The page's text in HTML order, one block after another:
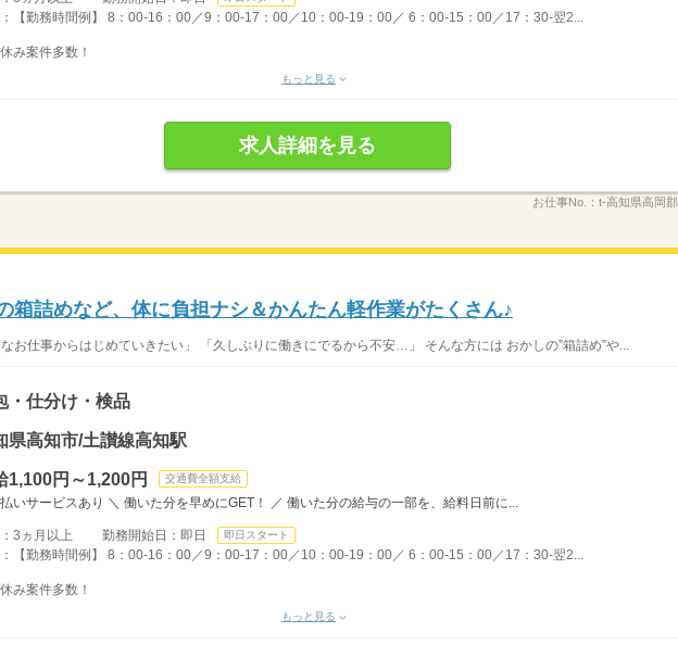
【勤務時間例】 8：00-16：00／9：00-17：00／10：00-19：00／ 6：00-15：00／17：30-翌2...
み案件多数！
もっと見る
求人詳細を見る
お仕事No.： t-高知県高岡
箱詰めなど、体に負担ナシ＆かんたん軽作業がたくさん♪
なお仕事からはじめていきたい」 「久しぶりに働きにでるから不安…」 そんな方には おかしの”箱詰め”や...
・仕分け・検品
県高知市/土讃線高知駅
1,100円～1,200円 交通費全額支給
いサービスあり ＼ 働いた分を早めにGET！ ／ 働いた分の給与の一部を、給料日前に...
：3ヵ月以上 勤務開始日：即日 即日スタート
【勤務時間例】 8：00-16：00／9：00-17：00／10：00-19：00／ 6：00-15：00／17：30-翌2...
み案件多数！
もっと見る